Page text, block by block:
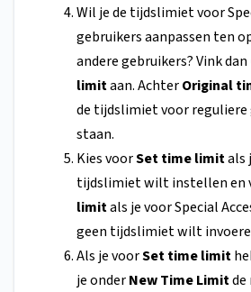
Wil je de tijdslimiet voor
gebruikers aanpassen ten
andere gebruikers? Vink dan
limitaan. AchterOriginal
de tijdslimiet voor reguliere
staan.
Kies voorSet time limitals
tijdslimiet wilt instellen en
limitals je voor Special
geen tijdslimiet wilt
Als je voorSet time limit
je onderNew Time Limitde